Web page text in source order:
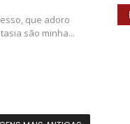
que adoro
são minha...